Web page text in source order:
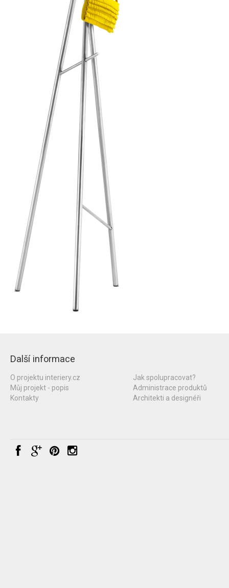
Další informace
O projektu interiery.cz
Můj projekt - popis
Kontakty
Jak spolupracovat?
Administrace produktů
Architekti a designéři